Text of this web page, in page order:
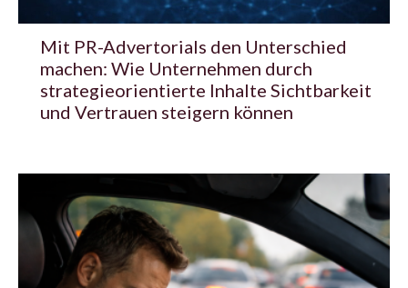
Mit PR-Advertorials den Unterschied
machen: Wie Unternehmen durch
strategieorientierte Inhalte Sichtbarkeit
und Vertrauen steigern können